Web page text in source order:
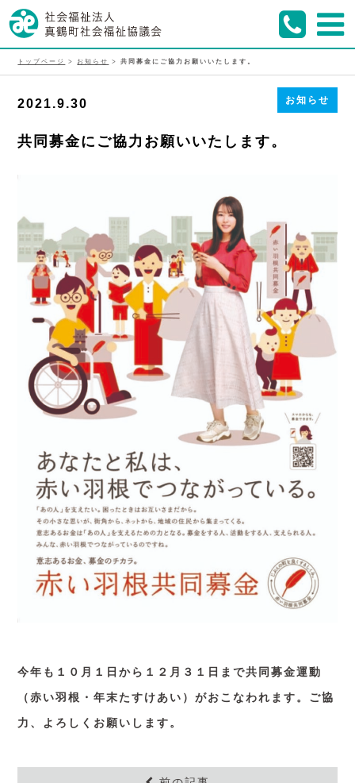
トップページ >お知らせ >共同募金にご協力お願いいたします。
2021.9.30 お知らせ
共同募金にご協力お願いいたします。
今年も１０月１日から１２月３１日まで共同募金運動
（赤い羽根・年末たすけあい）がおこなわれます。ご協
力、よろしくお願いします。